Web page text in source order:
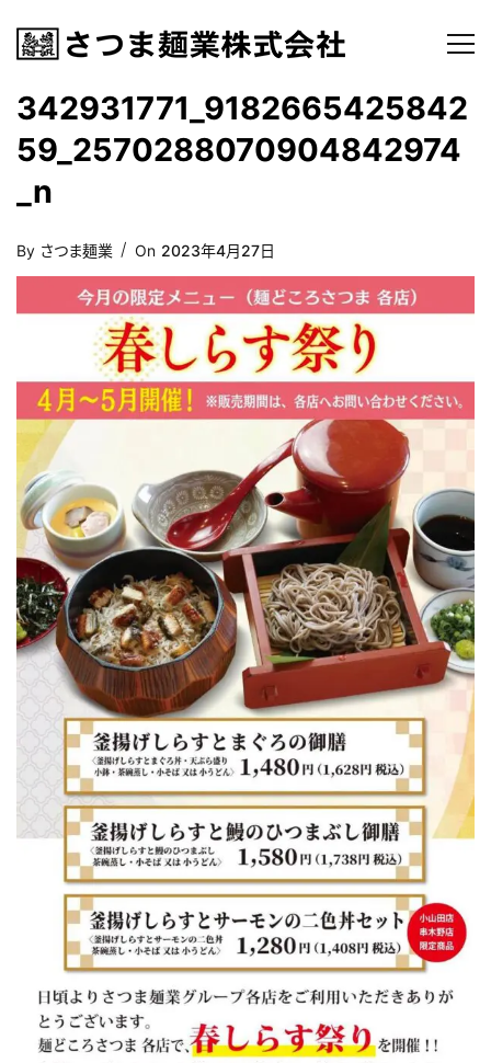
342931771_9182665425842
59_2570288070904842974
_n
By さつま麺業
Posted
On
On 2023年4月27日